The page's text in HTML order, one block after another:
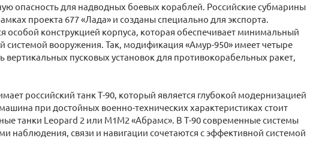
опасность для надводных боевых кораблей. Российские субмарины
проекта 677 «Лада» и созданы специально для экспорта.
особой конструкцией корпуса, которая обеспечивает минимальный
вооружения. Так, модификация «Амур-950» имеет четыре
вертикальных пусковых установок для противокорабельных ракет,
российский танк Т-90, который является глубокой модернизацией
при достойных военно-технических характеристиках стоит
танки Leopard 2 или М1М2 «Абрамс». В Т-90 современные системы
наблюдения, связи и навигации сочетаются с эффективной системой